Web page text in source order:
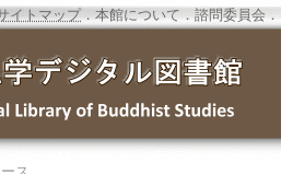
イトマップ．本館について ．諮問委員会 ．